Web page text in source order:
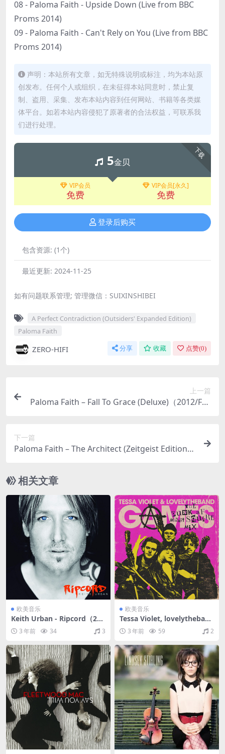
08 - Paloma Faith - Upside Down (Live from BBC
Proms 2014)
09 - Paloma Faith - Can't Rely on You (Live from BBC
Proms 2014)
声明：本站所有文章，如无特殊说明或标注，均为本站原
创发布。任何个人或组织，在未征得本站同意时，禁止复
制、盗用、采集、发布本站内容到任何网站、书籍等各类媒
体平台。如若本站内容侵犯了原著者的合法权益，可联系我
们进行处理。
下载
5金贝
VIP会员
免费
VIP会员[永久]
免费
登录后购买
包含资源: (1个)
最近更新: 2024-11-25
如有问题联系管理; 管理微信：SUIXINSHIBEI
A Perfect Contradiction (Outsiders' Expanded Edition)
Paloma Faith
ZERO-HIFI 分享 收藏 点赞(0)
上一篇
Paloma Faith – Fall To Grace (Deluxe)（2012/FLA
下一篇
Paloma Faith – The Architect (Zeitgeist Edition)
相关文章
欧美音乐
Keith Urban - Ripcord（201
6/FLAC/分轨/311M）
3 年前 34 3
欧美音乐
Tessa Violet, lovelytheband
- Games (The Punk AF Mat
t Squire Mix)（2021/FLAC/
EP分轨/51.5M）
3 年前 59 2